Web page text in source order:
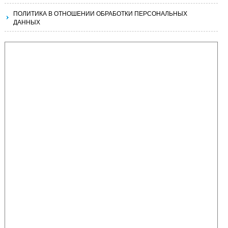
ПОЛИТИКА В ОТНОШЕНИИ ОБРАБОТКИ ПЕРСОНАЛЬНЫХ
ДАННЫХ